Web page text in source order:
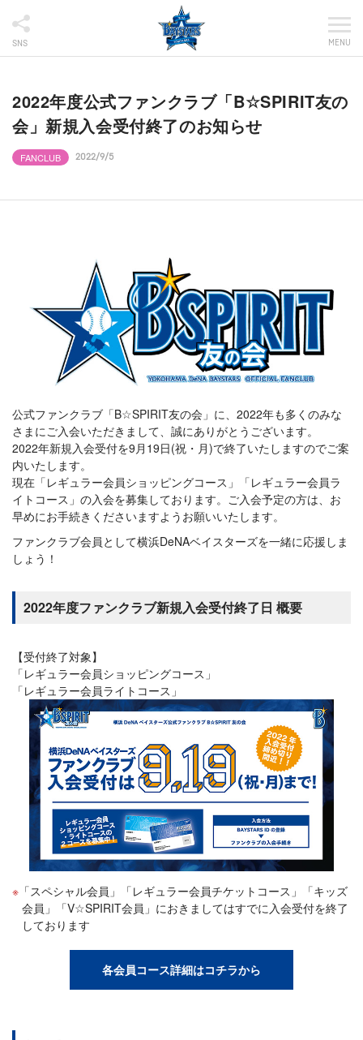
SNS MENU
2022年度公式ファンクラブ「B☆SPIRIT友の
会」新規入会受付終了のお知らせ
FANCLUB 2022/9/5
公式ファンクラブ「B☆SPIRIT友の会」に、2022年も多くのみな
さまにご入会いただきまして、誠にありがとうございます。
2022年新規入会受付を9月19日(祝・月)で終了いたしますのでご案
内いたします。
現在「レギュラー会員ショッピングコース」「レギュラー会員ラ
イトコース」の入会を募集しております。ご入会予定の方は、お
早めにお手続きくださいますようお願いいたします。
ファンクラブ会員として横浜DeNAベイスターズを一緒に応援しま
しょう！
2022年度ファンクラブ新規入会受付終了日 概要
【受付終了対象】
「レギュラー会員ショッピングコース」
「レギュラー会員ライトコース」
「スペシャル会員」「レギュラー会員チケットコース」「キッズ
会員」「V☆SPIRIT会員」におきましてはすでに入会受付を終了
しております
各会員コース詳細はコチラから